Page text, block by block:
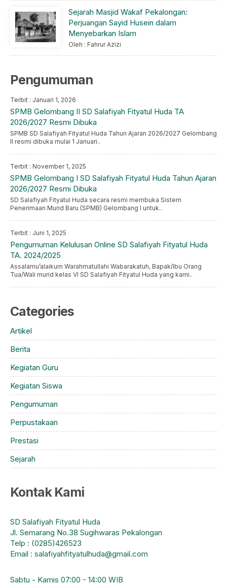
Sejarah Masjid Wakaf Pekalongan:
Perjuangan Sayid Husein dalam
Menyebarkan Islam
Oleh : Fahrur Azizi
Pengumuman
Terbit : Januari 1, 2026
SPMB Gelombang II SD Salafiyah Fityatul Huda TA
2026/2027 Resmi Dibuka
SPMB SD Salafiyah Fityatul Huda Tahun Ajaran 2026/2027 Gelombang
II resmi dibuka mulai 1 Januari..
Terbit : November 1, 2025
SPMB Gelombang I SD Salafiyah Fityatul Huda Tahun Ajaran
2026/2027 Resmi Dibuka
SD Salafiyah Fityatul Huda secara resmi membuka Sistem
Penerimaan Murid Baru (SPMB) Gelombang I untuk..
Terbit : Juni 1, 2025
Pengumuman Kelulusan Online SD Salafiyah Fityatul Huda
TA. 2024/2025
Assalamu’alaikum Warahmatullahi Wabarakatuh, Bapak/Ibu Orang
Tua/Wali murid kelas VI SD Salafiyah Fityatul Huda yang kami..
Categories
Artikel
Berita
Kegiatan Guru
Kegiatan Siswa
Pengumuman
Perpustakaan
Prestasi
Sejarah
Kontak Kami
SD Salafiyah Fityatul Huda
Jl. Semarang No.38 Sugihwaras Pekalongan
Telp : (0285)426523
Email : salafiyahfityatulhuda@gmail.com
Sabtu - Kamis 07:00 - 14:00 WIB